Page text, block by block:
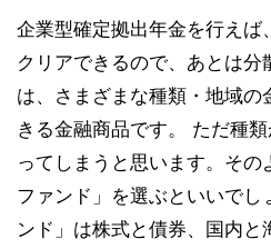
企業型確定拠出年金を行えば
クリアできるので、あとは分
は、さまざまな種類・地域
きる金融商品です。 ただ種
ってしまうと思います。そ
ファンド」を選ぶといいでし
ンド」は株式と債券、国内